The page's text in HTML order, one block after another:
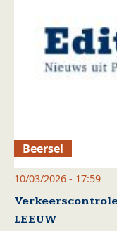
Beersel
10/03/2026 - 17:59
LEEUW